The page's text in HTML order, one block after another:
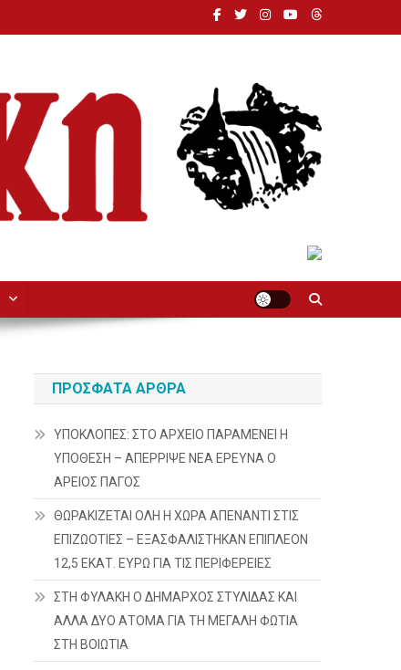
ΠΡΌΣΦΑΤΑ ΆΡΘΡΑ
ΥΠΟΚΛΟΠΕΣ: ΣΤΟ ΑΡΧΕΙΟ ΠΑΡΑΜΕΝΕΙ Η
ΥΠΟΘΕΣΗ – ΑΠΕΡΡΙΨΕ ΝΕΑ ΕΡΕΥΝΑ Ο
ΑΡΕΙΟΣ ΠΑΓΟΣ
ΘΩΡΑΚΙΖΕΤΑΙ ΟΛΗ Η ΧΩΡΑ ΑΠΕΝΑΝΤΙ ΣΤΙΣ
ΕΠΙΖΩΟΤΙΕΣ – ΕΞΑΣΦΑΛΙΣΤΗΚΑΝ ΕΠΙΠΛΕΟΝ
12,5 ΕΚΑΤ. ΕΥΡΩ ΓΙΑ ΤΙΣ ΠΕΡΙΦΕΡΕΙΕΣ
ΣΤΗ ΦΥΛΑΚΗ Ο ΔΗΜΑΡΧΟΣ ΣΤΥΛΙΔΑΣ ΚΑΙ
ΑΛΛΑ ΔΥΟ ΑΤΟΜΑ ΓΙΑ ΤΗ ΜΕΓΑΛΗ ΦΩΤΙΑ
ΣΤΗ ΒΟΙΩΤΙΑ